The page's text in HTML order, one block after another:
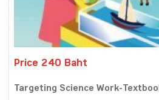
Price 240 Baht
Targeting Science Work-